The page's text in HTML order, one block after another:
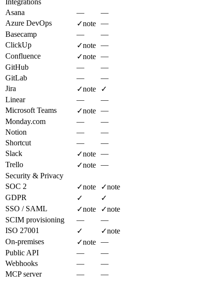
Asana
—
—
Azure DevOps
✓note —
Basecamp
—
—
ClickUp
✓note —
Confluence
✓note —
GitHub
—
—
GitLab
—
—
Jira
✓note
✓
Linear
—
—
Microsoft Teams
✓note —
Monday.com
—
—
Notion
—
—
Shortcut
—
—
Slack
✓note —
Trello
✓note —
Security & Privacy
SOC 2
✓note ✓note
GDPR
✓
✓
SSO / SAML
✓note ✓note
SCIM provisioning
—
—
ISO 27001
✓ ✓note
On-premises
✓note —
Public API
—
—
Webhooks
—
—
MCP server
— —